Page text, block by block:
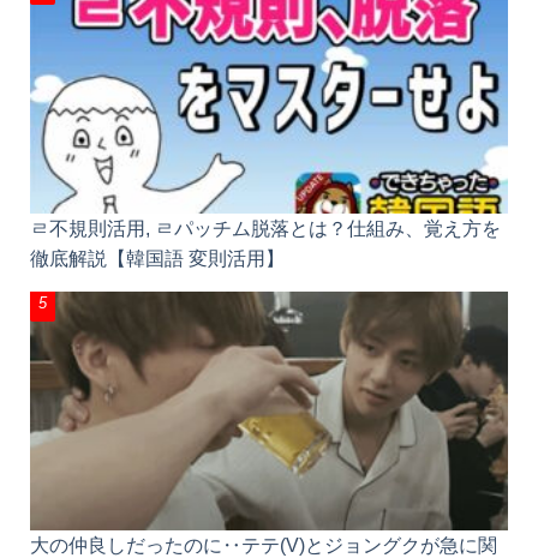
ㄹ不規則活用, ㄹパッチム脱落とは？仕組み、覚え方を
徹底解説【韓国語 変則活用】
大の仲良しだったのに‥テテ(V)とジョングクが急に関